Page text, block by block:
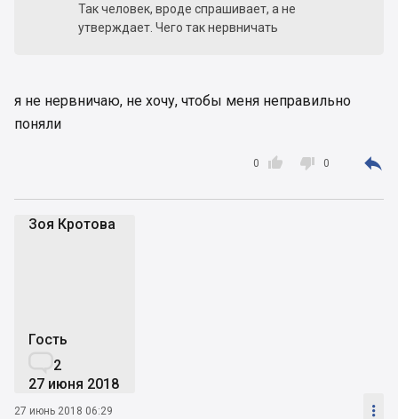
Так человек, вроде спрашивает, а не
утверждает. Чего так нервничать
я не нервничаю, не хочу, чтобы меня неправильно
поняли

0  0 
Зоя Кротова
Гость
2
27 июня 2018
27 июнь 2018 06:29 